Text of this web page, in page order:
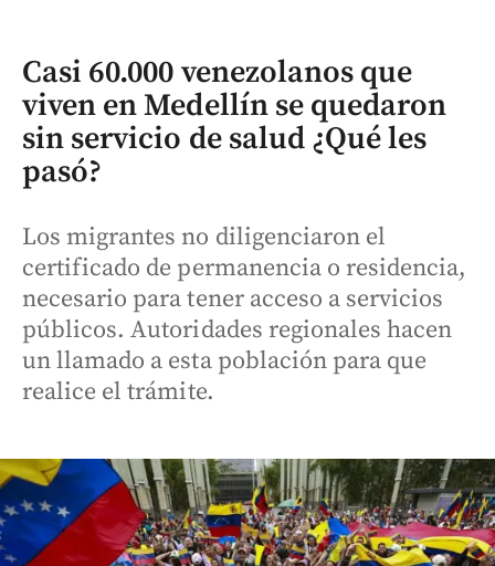
Casi 60.000 venezolanos que
viven en Medellín se quedaron
sin servicio de salud ¿Qué les
pasó?
Los migrantes no diligenciaron el
certificado de permanencia o residencia,
necesario para tener acceso a servicios
públicos. Autoridades regionales hacen
un llamado a esta población para que
realice el trámite.